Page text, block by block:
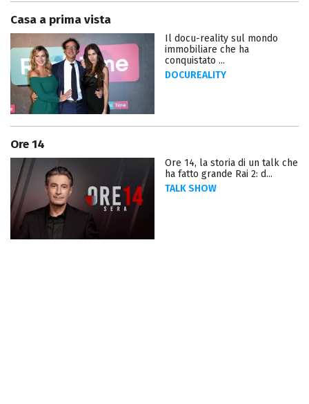
Casa a prima vista
Il docu-reality sul mondo
immobiliare che ha
conquistato ...
DOCUREALITY
Ore 14
Ore 14, la storia di un talk che
ha fatto grande Rai 2: d...
TALK SHOW